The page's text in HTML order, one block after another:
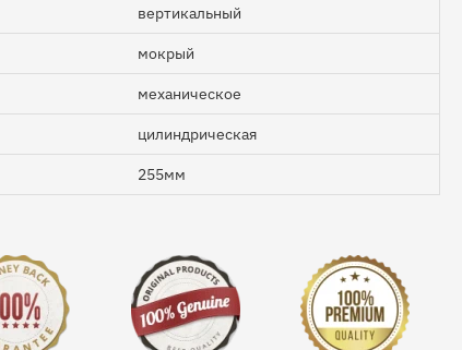
вертикальный
мокрый
механическое
цилиндрическая
255мм